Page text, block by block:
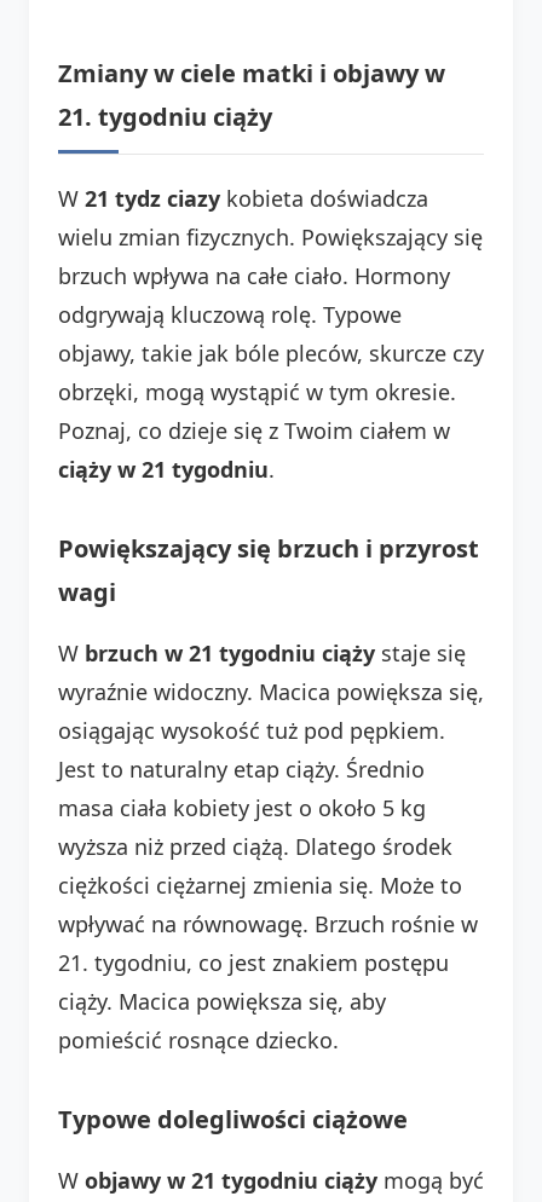
Zmiany w ciele matki i objawy w
21. tygodniu ciąży
W 21 tydz ciazy kobieta doświadcza
wielu zmian fizycznych. Powiększający się
brzuch wpływa na całe ciało. Hormony
odgrywają kluczową rolę. Typowe
objawy, takie jak bóle pleców, skurcze czy
obrzęki, mogą wystąpić w tym okresie.
Poznaj, co dzieje się z Twoim ciałem w
ciąży w 21 tygodniu.
Powiększający się brzuch i przyrost
wagi
W brzuch w 21 tygodniu ciąży staje się
wyraźnie widoczny. Macica powiększa się,
osiągając wysokość tuż pod pępkiem.
Jest to naturalny etap ciąży. Średnio
masa ciała kobiety jest o około 5 kg
wyższa niż przed ciążą. Dlatego środek
ciężkości ciężarnej zmienia się. Może to
wpływać na równowagę. Brzuch rośnie w
21. tygodniu, co jest znakiem postępu
ciąży. Macica powiększa się, aby
pomieścić rosnące dziecko.
Typowe dolegliwości ciążowe
W objawy w 21 tygodniu ciąży mogą być